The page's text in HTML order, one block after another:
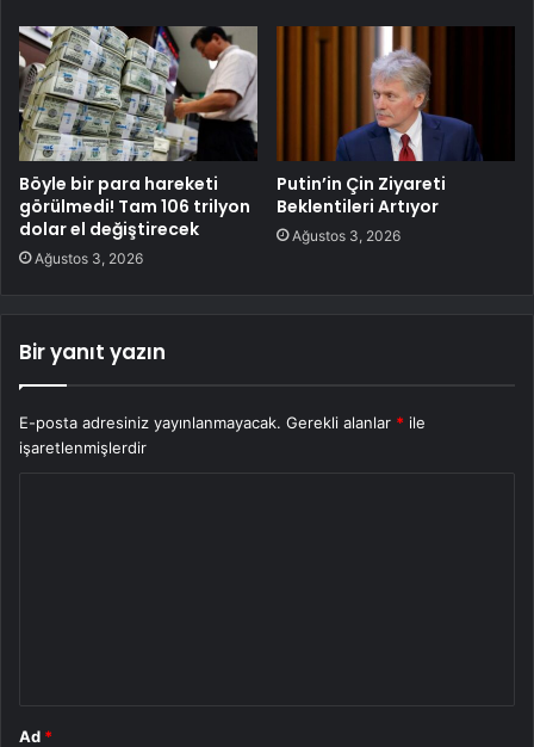
Böyle bir para hareketi
görülmedi! Tam 106 trilyon
dolar el değiştirecek
Ağustos 3, 2026
Putin’in Çin Ziyareti
Beklentileri Artıyor
Ağustos 3, 2026
Bir yanıt yazın
E-posta adresiniz yayınlanmayacak. Gerekli alanlar * ile
işaretlenmişlerdir
Ad *